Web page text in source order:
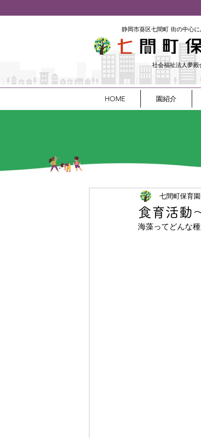
​静岡市葵区七間町 街の中心
社会福祉法人夢殿
HOME 園紹介
食育活動
七間町保育園
海藻ってどんな